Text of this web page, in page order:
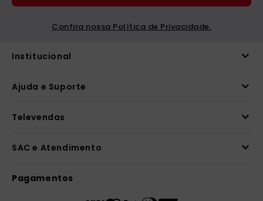
Confira nossa Política de Privacidade.
Institucional
Ajuda e Suporte
Televendas
SAC e Atendimento
Pagamentos